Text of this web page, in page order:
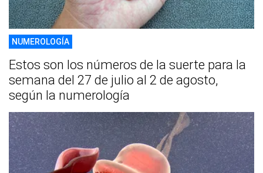
NUMEROLOGÍA
Estos son los números de la suerte para la
semana del 27 de julio al 2 de agosto,
según la numerología